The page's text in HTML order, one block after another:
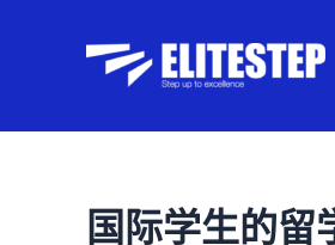
国际学生的留